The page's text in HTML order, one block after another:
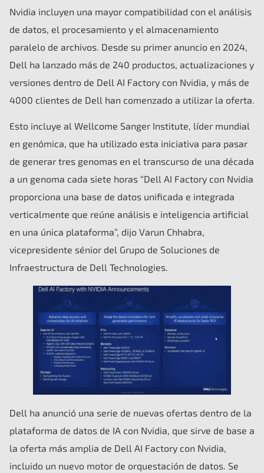
Nvidia incluyen una mayor compatibilidad con el análisis
de datos, el procesamiento y el almacenamiento
paralelo de archivos. Desde su primer anuncio en 2024,
Dell ha lanzado más de 240 productos, actualizaciones y
versiones dentro de Dell AI Factory con Nvidia, y más de
4000 clientes de Dell han comenzado a utilizar la oferta.
Esto incluye al Wellcome Sanger Institute, líder mundial
en genómica, que ha utilizado esta iniciativa para pasar
de generar tres genomas en el transcurso de una década
a un genoma cada siete horas “Dell AI Factory con Nvidia
proporciona una base de datos unificada e integrada
verticalmente que reúne análisis e inteligencia artificial
en una única plataforma”, dijo Varun Chhabra,
vicepresidente sénior del Grupo de Soluciones de
Infraestructura de Dell Technologies.
Dell ha anunció una serie de nuevas ofertas dentro de la
plataforma de datos de IA con Nvidia, que sirve de base a
la oferta más amplia de Dell AI Factory con Nvidia,
incluido un nuevo motor de orquestación de datos. Se